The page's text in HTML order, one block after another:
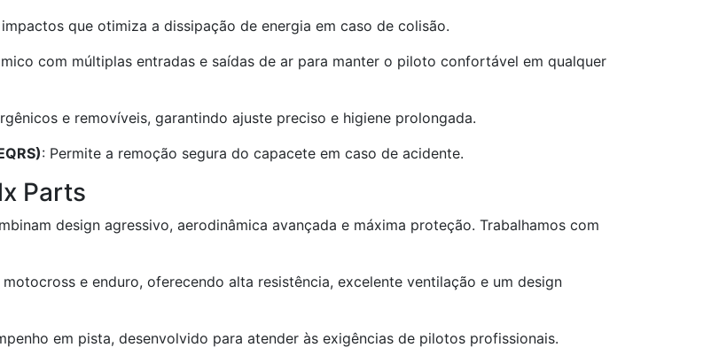
que otimiza a dissipação de energia em caso de colisão.
com múltiplas entradas e saídas de ar para manter o piloto confortável em qualquer
e removíveis, garantindo ajuste preciso e higiene prolongada.
: Permite a remoção segura do capacete em caso de acidente.
Parts
design agressivo, aerodinâmica avançada e máxima proteção. Trabalhamos com
e enduro, oferecendo alta resistência, excelente ventilação e um design
em pista, desenvolvido para atender às exigências de pilotos profissionais.